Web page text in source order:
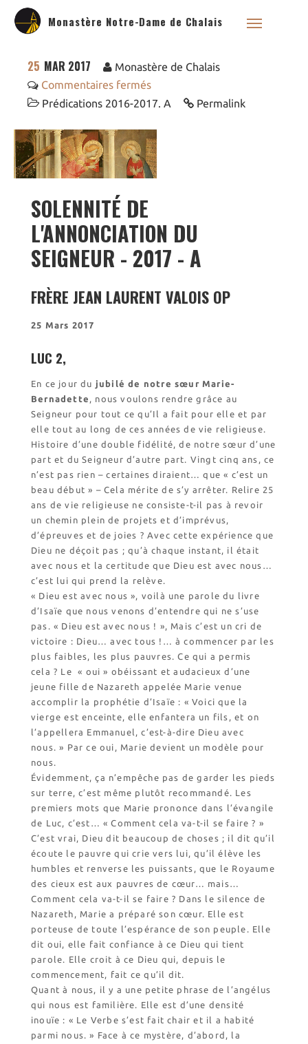
Monastère Notre-Dame de Chalais
Historique
Visite symbolique de
Accueil monastique
Informations pratiques
Horaires
Demande de séjour
Séjours étudiant(e)s
Bénévolat
Covoiturage
La boutique – Librairie
Catalogue et tarifs
Revendeurs en ISÈRE
Nos emballages
Nos biscuits
Nos ingrédients
L’association
Prochains événements
Contact Boutique
Contact Communauté
Contact Biscuiterie
25 MAR 2017
Monastère de Chalais
Commentaires fermés
Prédications 2016-2017. A
Permalink
SOLENNITÉ DE
L'ANNONCIATION DU
SEIGNEUR - 2017 - A
FRÈRE JEAN LAURENT VALOIS OP
25 Mars 2017
LUC 2,
En ce jour du jubilé de notre sœur Marie-
Bernadette , nous voulons rendre grâce au
Seigneur pour tout ce qu’Il a fait pour elle et par
elle tout au long de ces années de vie religieuse.
Histoire d’une double fidélité, de notre sœur d’une
part et du Seigneur d’autre part. Vingt cinq ans, ce
n’est pas rien – certaines diraient… que « c’est un
beau début » – Cela mérite de s’y arrêter. Relire 25
ans de vie religieuse ne consiste-t-il pas à revoir
un chemin plein de projets et d’imprévus,
d’épreuves et de joies ? Avec cette expérience que
Dieu ne déçoit pas ; qu’à chaque instant, il était
avec nous et la certitude que Dieu est avec nous…
c’est lui qui prend la relève.
« Dieu est avec nous », voilà une parole du livre
d’Isaïe que nous venons d’entendre qui ne s’use
pas. « Dieu est avec nous ! », Mais c’est un cri de
victoire : Dieu… avec tous !… à commencer par les
plus faibles, les plus pauvres. Ce qui a permis
cela ? Le « oui » obéissant et audacieux d’une
jeune fille de Nazareth appelée Marie venue
accomplir la prophétie d’Isaïe : « Voici que la
vierge est enceinte, elle enfantera un fils, et on
l’appellera Emmanuel, c’est-à-dire Dieu avec
nous. » Par ce oui, Marie devient un modèle pour
nous.
Évidemment, ça n’empêche pas de garder les pieds
sur terre, c’est même plutôt recommandé. Les
premiers mots que Marie prononce dans l’évangile
de Luc, c’est… « Comment cela va-t-il se faire ? »
C’est vrai, Dieu dit beaucoup de choses ; il dit qu’il
écoute le pauvre qui crie vers lui, qu’il élève les
humbles et renverse les puissants, que le Royaume
des cieux est aux pauvres de cœur… mais…
Comment cela va-t-il se faire ? Dans le silence de
Nazareth, Marie a préparé son cœur. Elle est
porteuse de toute l’espérance de son peuple. Elle
dit oui, elle fait confiance à ce Dieu qui tient
parole. Elle croit à ce Dieu qui, depuis le
commencement, fait ce qu’il dit.
Quant à nous, il y a une petite phrase de l’angélus
qui nous est familière. Elle est d’une densité
inouïe : « Le Verbe s’est fait chair et il a habité
parmi nous. » Face à ce mystère, d’abord, la